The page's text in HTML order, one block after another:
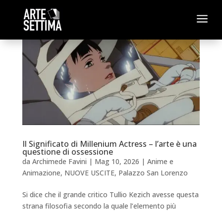
a
Il Significato di Millenium Actress – l’arte è una
questione di ossessione
da Archimede Favini | Mag 10, 2026 | Anime e
Animazione, NUOVE USCITE, Palazzo San Lorenzo
Si dice che il grande critico Tullio Kezich avesse questa
strana filosofia secondo la quale l’elemento più